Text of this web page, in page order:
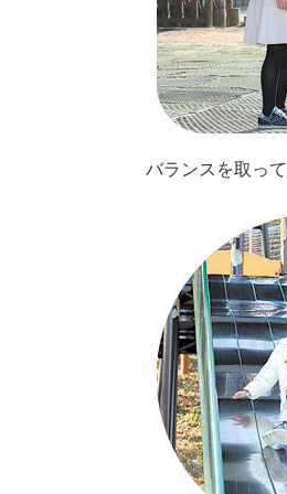
バランスを取っ